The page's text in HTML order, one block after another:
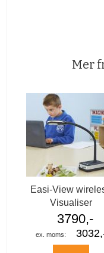
Mer
Easi-View
Visualiser
3790,-